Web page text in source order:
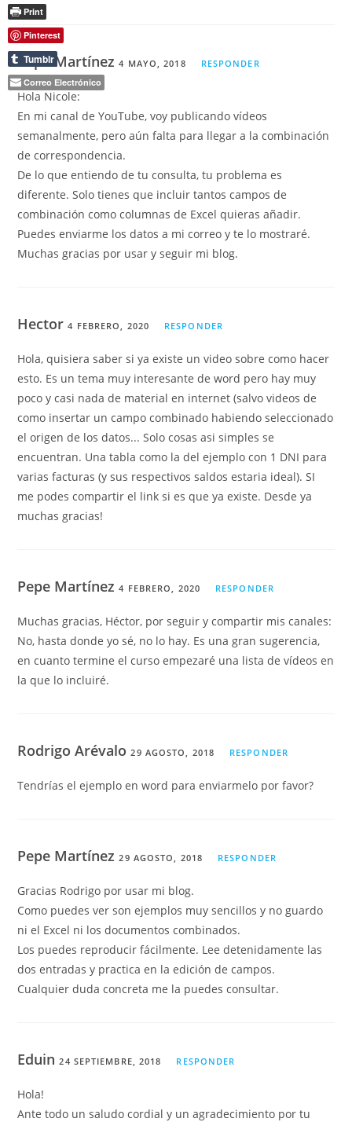
Pepe Martínez4 MAYO, 2018 RESPONDER
Hola Nicole:
En mi canal de YouTube, voy publicando vídeos
semanalmente, pero aún falta para llegar a la combinación
de correspondencia.
De lo que entiendo de tu consulta, tu problema es
diferente. Solo tienes que incluir tantos campos de
combinación como columnas de Excel quieras añadir.
Puedes enviarme los datos a mi correo y te lo mostraré.
Muchas gracias por usar y seguir mi blog.
Hector4 FEBRERO, 2020 RESPONDER
Hola, quisiera saber si ya existe un video sobre como hacer
esto. Es un tema muy interesante de word pero hay muy
poco y casi nada de material en internet (salvo videos de
como insertar un campo combinado habiendo seleccionado
el origen de los datos... Solo cosas asi simples se
encuentran. Una tabla como la del ejemplo con 1 DNI para
varias facturas (y sus respectivos saldos estaria ideal). SI
me podes compartir el link si es que ya existe. Desde ya
muchas gracias!
Pepe Martínez4 FEBRERO, 2020 RESPONDER
Muchas gracias, Héctor, por seguir y compartir mis canales:
No, hasta donde yo sé, no lo hay. Es una gran sugerencia,
en cuanto termine el curso empezaré una lista de vídeos en
la que lo incluiré.
Rodrigo Arévalo29 AGOSTO, 2018 RESPONDER
Tendrías el ejemplo en word para enviarmelo por favor?
Pepe Martínez29 AGOSTO, 2018 RESPONDER
Gracias Rodrigo por usar mi blog.
Como puedes ver son ejemplos muy sencillos y no guardo
ni el Excel ni los documentos combinados.
Los puedes reproducir fácilmente. Lee detenidamente las
dos entradas y practica en la edición de campos.
Cualquier duda concreta me la puedes consultar.
Eduin24 SEPTIEMBRE, 2018 RESPONDER
Hola!
Ante todo un saludo cordial y un agradecimiento por tu
Print
Pinterest
Tumblr
Correo Electrónico